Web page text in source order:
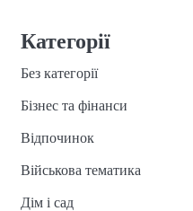
Категорії
Без категорії
Бізнес та фінанси
Відпочинок
Військова тематика
Дім і сад